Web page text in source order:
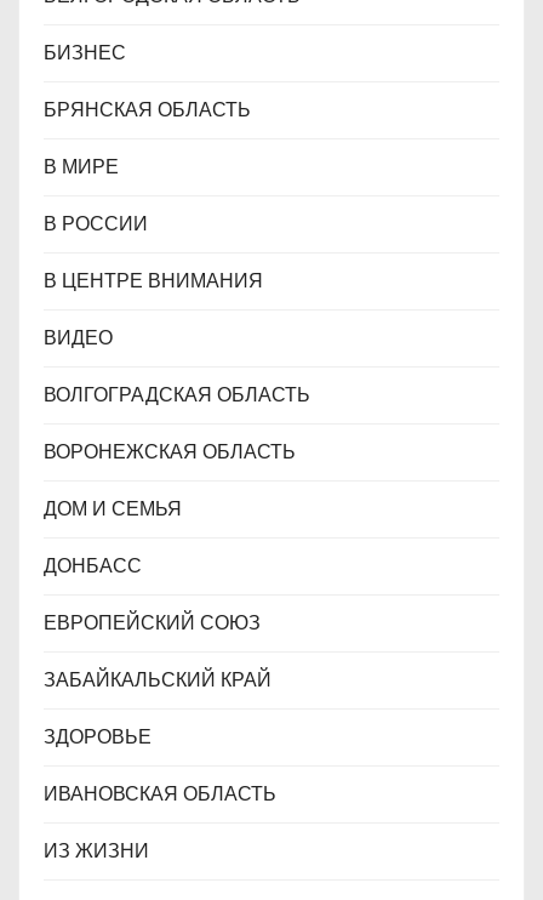
БИЗНЕС
БРЯНСКАЯ ОБЛАСТЬ
В МИРЕ
В РОССИИ
В ЦЕНТРЕ ВНИМАНИЯ
ВИДЕО
ВОЛГОГРАДСКАЯ ОБЛАСТЬ
ВОРОНЕЖСКАЯ ОБЛАСТЬ
ДОМ И СЕМЬЯ
ДОНБАСС
ЕВРОПЕЙСКИЙ СОЮЗ
ЗАБАЙКАЛЬСКИЙ КРАЙ
ЗДОРОВЬЕ
ИВАНОВСКАЯ ОБЛАСТЬ
ИЗ ЖИЗНИ